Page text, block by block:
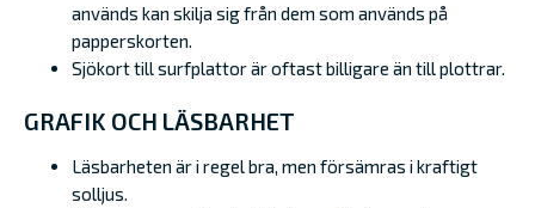
används kan skilja sig från dem som används på
papperskorten.
Sjökort till surfplattor är oftast billigare än till plottrar.
GRAFIK OCH LÄSBARHET
Läsbarheten är i regel bra, men försämras i kraftigt
solljus.